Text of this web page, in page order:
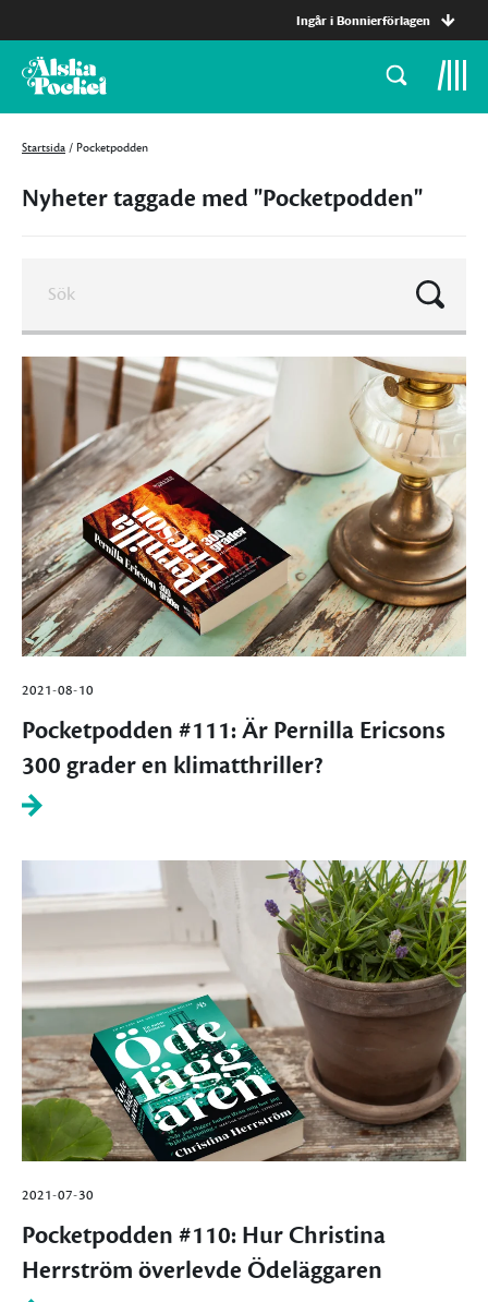
Ingår i Bonnierförlagen
Startsida / Pocketpodden
Nyheter taggade med "Pocketpodden"
2021-08-10
Pocketpodden #111: Är Pernilla Ericsons
300 grader en klimatthriller?
2021-07-30
Pocketpodden #110: Hur Christina
Herrström överlevde Ödeläggaren